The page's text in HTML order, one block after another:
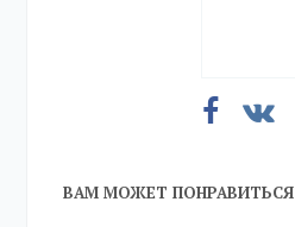
ВАМ МОЖЕТ ПОНРАВИТЬСЯ